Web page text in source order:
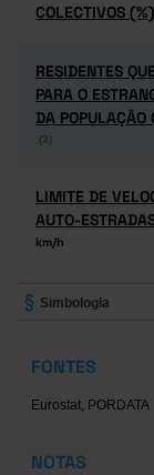
COLECTIVOS (%)
COLECTIVOS (%)
RESIDENTES
PARA O
DA POPULAÇÃO
(3)
RESIDENTES
PARA O
DA POPULAÇÃO
(3)
LIMITE DE
AUTO-
km/h
LIMITE DE
AUTO-
km/h
Simbologia
FONTES
Eurostat, PORDATA
NOTAS